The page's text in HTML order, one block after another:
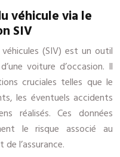
véhicule via le
SIV
(SIV) est un outil
voiture d’occasion. Il
cruciales telles que le
les éventuels accidents
réalisés. Ces données
le risque associé au
l’assurance.